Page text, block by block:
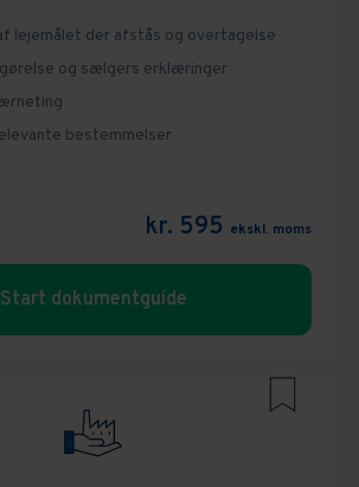
lejemålet der afstås og overtagelse
og sælgers erklæringer
bestemmelser
kr. 595 ekskl. moms
Start dokumentguide